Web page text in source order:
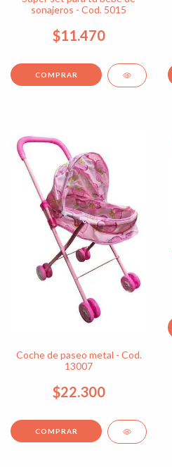
sonajeros - Cod. 5015
$11.470
Coche de paseo metal - Cod.
13007
$22.300